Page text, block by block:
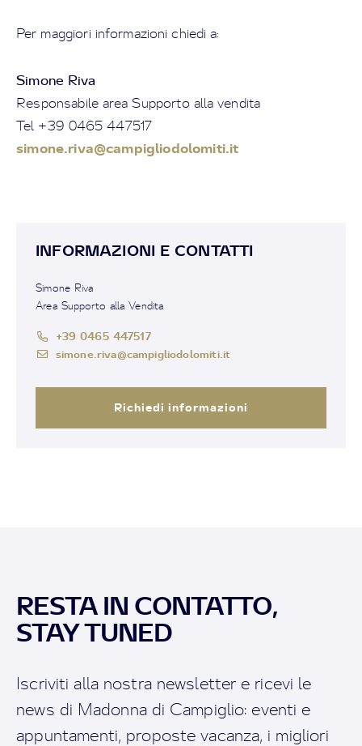
Per maggiori informazioni chiedi a:
Simone Riva
Responsabile area Supporto alla vendita
Tel +39 0465 447517
simone.riva@campigliodolomiti.it
INFORMAZIONI E CONTATTI
Simone Riva
Area Supporto alla Vendita
+39 0465 447517
simone.riva@campigliodolomiti.it
Richiedi informazioni
RESTA IN CONTATTO,
STAY TUNED
Iscriviti alla nostra newsletter e ricevi le
news di Madonna di Campiglio: eventi e
appuntamenti, proposte vacanza, i migliori